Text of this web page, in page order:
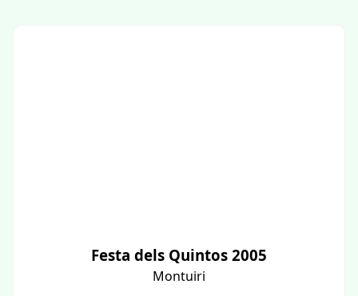
Festa dels Quintos 2005
Montuiri